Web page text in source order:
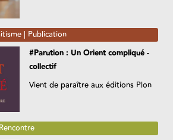
| Publication
#Parution : Un Orient compliqué -
collectif
Vient de paraître aux éditions Plon